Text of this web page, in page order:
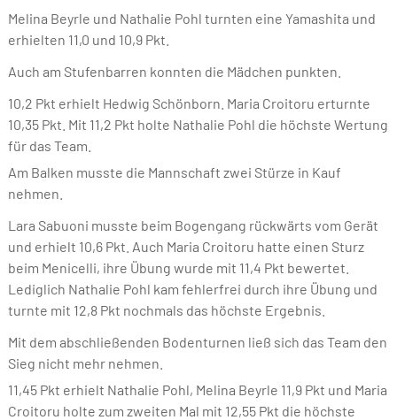
Melina Beyrle und Nathalie Pohl turnten eine Yamashita und
erhielten 11,0 und 10,9 Pkt.
Auch am Stufenbarren konnten die Mädchen punkten.
10,2 Pkt erhielt Hedwig Schönborn. Maria Croitoru erturnte
10,35 Pkt. Mit 11,2 Pkt holte Nathalie Pohl die höchste Wertung
für das Team.
Am Balken musste die Mannschaft zwei Stürze in Kauf
nehmen.
Lara Sabuoni musste beim Bogengang rückwärts vom Gerät
und erhielt 10,6 Pkt. Auch Maria Croitoru hatte einen Sturz
beim Menicelli, ihre Übung wurde mit 11,4 Pkt bewertet.
Lediglich Nathalie Pohl kam fehlerfrei durch ihre Übung und
turnte mit 12,8 Pkt nochmals das höchste Ergebnis.
Mit dem abschließenden Bodenturnen ließ sich das Team den
Sieg nicht mehr nehmen.
11,45 Pkt erhielt Nathalie Pohl, Melina Beyrle 11,9 Pkt und Maria
Croitoru holte zum zweiten Mal mit 12,55 Pkt die höchste